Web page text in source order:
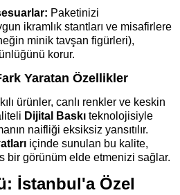
Paketinizi
ikramlık stantları ve misafirlere
minik tavşan figürleri),
korur.
Yaratan Özellikler
ürünler, canlı renkler ve keskin
Dijital Baskı teknolojisiyle
naifliği eksiksiz yansıtılır.
içinde sunulan bu kalite,
bir görünüm elde etmenizi sağlar.
İstanbul'a Özel